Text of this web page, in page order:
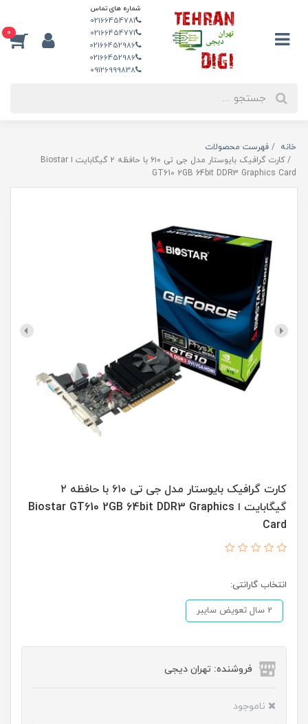
شماره های تماس
02166454781
02166454771
02166452986
02166452986
09126999838
0
خانه
فهرست محصولات
کارت گرافیک بایوستار مدل جی تی ۶۱۰ با حافظه ۲ گیگابایت ا Biostar
GT610 2GB 64bit DDR3 Graphics Card
کارت گرافیک بایوستار مدل جی تی ۶۱۰ با حافظه ۲
گیگابایت ا Biostar GT610 2GB 64bit DDR3 Graphics
Card
انتخاب گارانتی:
2 سال تعویض سایبر
فروشنده: تهران دیجی
ناموجود